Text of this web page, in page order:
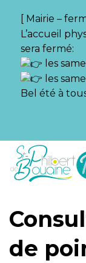
[ Mairie –
L’accueil
sera fermé:
les
les
Bel été à
Aller
Aller
contenu
Aller
pied
de